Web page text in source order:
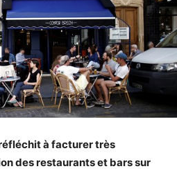
à facturer très
des restaurants et bars sur